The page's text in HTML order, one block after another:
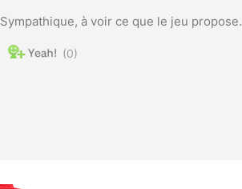
Sympathique, à voir ce que le jeu propose.
0